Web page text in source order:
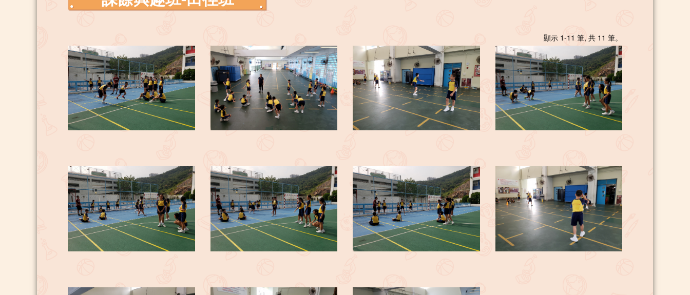
顯示 1-11 筆, 共 11 筆。